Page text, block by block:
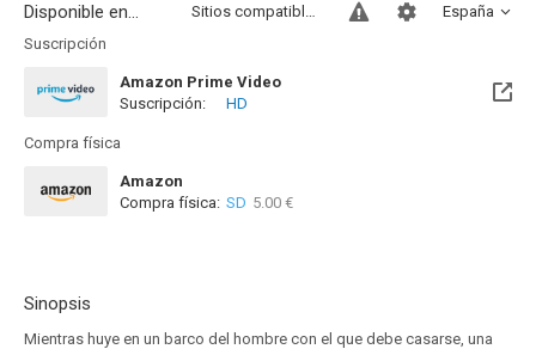
Disponible en... España
Sitios compatibles
Suscripción
Amazon Prime Video
Suscripción:
HD
Compra física
Amazon
Compra física: SD 5.00 €
Sinopsis
Mientras huye en un barco del hombre con el que debe casarse, una